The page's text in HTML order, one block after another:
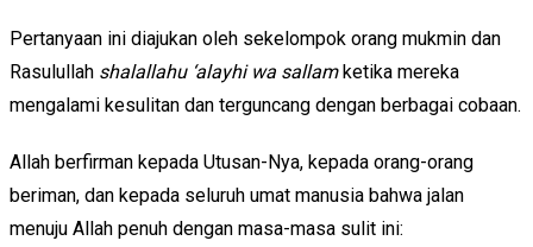
Pertanyaan ini diajukan oleh sekelompok orang mukmin dan
Rasulullah shalallahu ‘alayhi wa sallamketika mereka
mengalami kesulitan dan terguncang dengan berbagai cobaan.
Allah berfirman kepada Utusan-Nya, kepada orang-orang
beriman, dan kepada seluruh umat manusia bahwa jalan
menuju Allah penuh dengan masa-masa sulit ini: